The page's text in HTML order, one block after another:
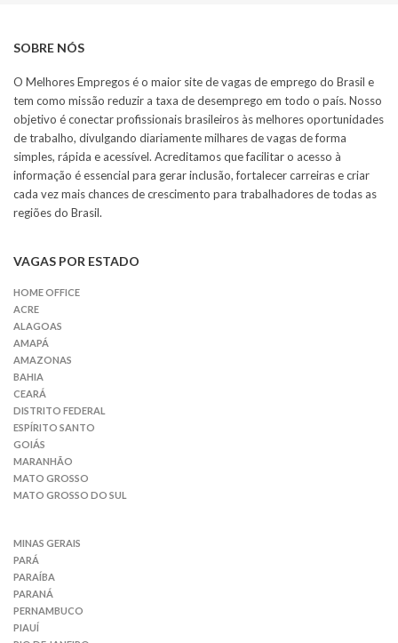
SOBRE NÓS
O Melhores Empregos é o maior site de vagas de emprego do Brasil e
tem como missão reduzir a taxa de desemprego em todo o país. Nosso
objetivo é conectar profissionais brasileiros às melhores oportunidades
de trabalho, divulgando diariamente milhares de vagas de forma
simples, rápida e acessível. Acreditamos que facilitar o acesso à
informação é essencial para gerar inclusão, fortalecer carreiras e criar
cada vez mais chances de crescimento para trabalhadores de todas as
regiões do Brasil.
VAGAS POR ESTADO
HOME OFFICE
ACRE
ALAGOAS
AMAPÁ
AMAZONAS
BAHIA
CEARÁ
DISTRITO FEDERAL
ESPÍRITO SANTO
GOIÁS
MARANHÃO
MATO GROSSO
MATO GROSSO DO SUL
MINAS GERAIS
PARÁ
PARAÍBA
PARANÁ
PERNAMBUCO
PIAUÍ